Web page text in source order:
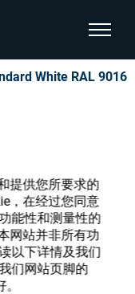
提供您所要求的
，在经过您同意
能性和测量性的
网站并非所有功
以下详情及我们
们网站页脚的
显示页
White RAL 9016
了解我们的各